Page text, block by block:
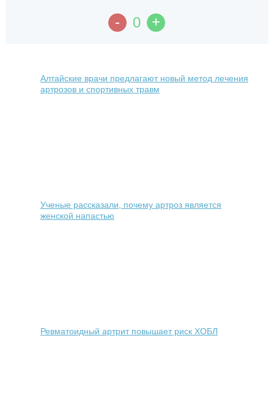
- 0 +
Алтайские врачи предлагают новый метод лечения
артрозов и спортивных травм
Ученые рассказали, почему артроз является
женской напастью
Ревматоидный артрит повышает риск ХОБЛ